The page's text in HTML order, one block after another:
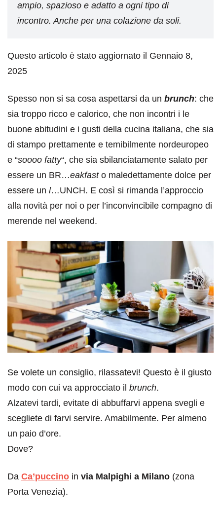
ampio, spazioso e adatto a ogni tipo di
incontro. Anche per una colazione da soli.
Questo articolo è stato aggiornato il Gennaio 8,
2025
Spesso non si sa cosa aspettarsi da un brunch: che
sia troppo ricco e calorico, che non incontri i le
buone abitudini e i gusti della cucina italiana, che sia
di stampo prettamente e temibilmente nordeuropeo
e “soooo fatty“, che sia sbilanciatamente salato per
essere un BR…eakfasto maledettamente dolce per
essere un l…UNCH. E così si rimanda l’approccio
alla novità per noi o per l’inconvincibile compagno di
merende nel weekend.
Se volete un consiglio, rilassatevi! Questo è il giusto
modo con cui va approcciato il brunch.
Alzatevi tardi, evitate di abbuffarvi appena svegli e
scegliete di farvi servire. Amabilmente. Per almeno
un paio d’ore.
Dove?
Da Ca’puccino in via Malpighi a Milano (zona
Porta Venezia).